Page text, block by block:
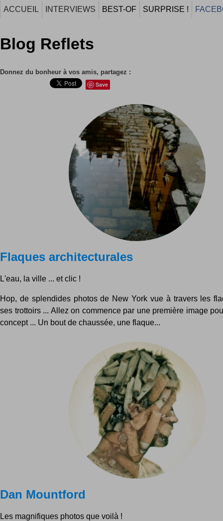
ACCUEIL INTERVIEWS BEST-OF SURPRISE !
Blog Reflets
Donnez du bonheur à vos amis, partagez :
Save
Flaques architecturales
L'eau, la ville ... et clic !
Hop, de splendides photos de New York vue à travers les
ses trottoirs ... Allez on commence par une première image
concept ... Un bout de chaussée, une flaque...
Dan Mountford
Les magnifiques photos que voilà !